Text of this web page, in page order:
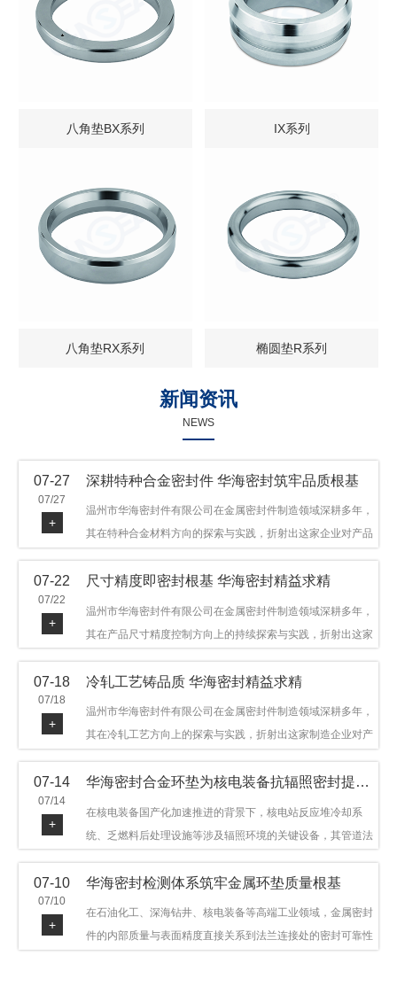
八角垫BX系列 IX系列
八角垫RX系列 椭圆垫R系列
新闻资讯
NEWS
07-27
07/27
+
深耕特种合金密封件 华海密封筑牢品质根基
温州市华海密封件有限公司在金属密封件制造领域深耕多年，
其在特种合金材料方向的探索与实践，折射出这家企业对产品
品，可提供多种材质方案，在石油机械、管道法兰、采油树、
07-22
07/22
+
尺寸精度即密封根基 华海密封精益求精
温州市华海密封件有限公司在金属密封件制造领域深耕多年，
其在产品尺寸精度控制方向上的持续探索与实践，折射出这家
产品，广泛应用于石油机械、管道法兰、采油树、井口装置等
领域。本文从尺寸精度的技术内涵及企业工艺积累等角度，呈
现华海密封在该领域的务实探索与稳步发展。
07-18
07/18
+
冷轧工艺铸品质 华海密封精益求精
温州市华海密封件有限公司在金属密封件制造领域深耕多年，
其在冷轧工艺方向上的探索与实践，折射出这家制造企业对产
品，广泛应用于石油机械、管道法兰、采油树、井口装置等领
步发展。
07-14
07/14
+
华海密封合金环垫为核电装备抗辐照密封提供可靠保障
在核电装备国产化加速推进的背景下，核电站反应堆冷却系
统、乏燃料后处理设施等涉及辐照环境的关键设备，其管道法
定与密封可靠。温州市华海密封件科技有限公司深耕金属密封
领域二十余年，依托八角垫、椭圆垫及RX/BX系列高压环垫等
全系列产品，以特种合金材质体系，为核电装备抗辐照密封提
供针对性配套方案。
07-10
07/10
+
华海密封检测体系筑牢金属环垫质量根基
在石油化工、深海钻井、核电装备等高端工业领域，金属密封
件的内部质量与表面精度直接关系到法兰连接处的密封可靠性